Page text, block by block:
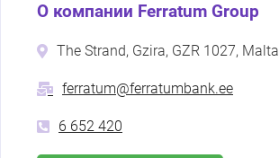
О компании Ferratum Group
The Strand, Gzira, GZR 1027, Malta
ferratum@ferratumbank.ee
6 652 420